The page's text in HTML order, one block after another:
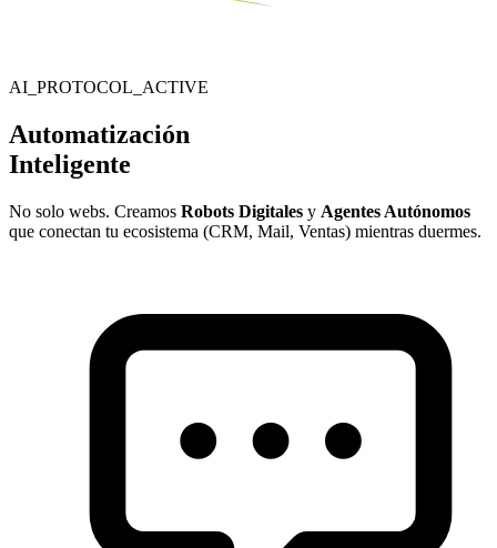
AI_PROTOCOL_ACTIVE
Automatización
Inteligente
No solo webs. Creamos Robots Digitales y Agentes Autónomos
que conectan tu ecosistema (CRM, Mail, Ventas) mientras duermes.